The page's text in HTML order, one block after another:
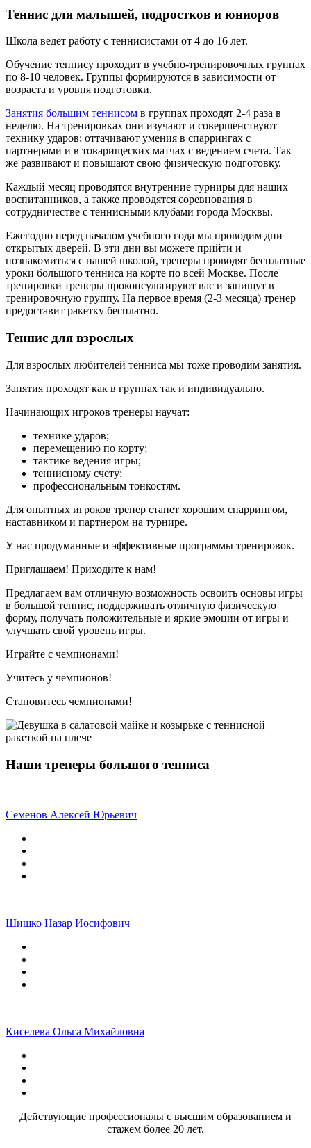
Теннис для малышей, подростков и юниоров
Школа ведет работу с теннисистами от 4 до 16 лет.
Обучение теннису проходит в учебно-тренировочных группах
по 8-10 человек. Группы формируются в зависимости от
возраста и уровня подготовки.
Занятия большим теннисом в группах проходят 2-4 раза в
неделю. На тренировках они изучают и совершенствуют
технику ударов; оттачивают умения в спаррингах с
партнерами и в товарищеских матчах с ведением счета. Так
же развивают и повышают свою физическую подготовку.
Каждый месяц проводятся внутренние турниры для наших
воспитанников, а также проводятся соревнования в
сотрудничестве с теннисными клубами города Москвы.
Ежегодно перед началом учебного года мы проводим дни
открытых дверей. В эти дни вы можете прийти и
познакомиться с нашей школой, тренеры проводят бесплатные
уроки большого тенниса на корте по всей Москве. После
тренировки тренеры проконсультируют вас и запишут в
тренировочную группу. На первое время (2-3 месяца) тренер
предоставит ракетку бесплатно.
Теннис для взрослых
Для взрослых любителей тенниса мы тоже проводим занятия.
Занятия проходят как в группах так и индивидуально.
Начинающих игроков тренеры научат:
технике ударов;
перемещению по корту;
тактике ведения игры;
теннисному счету;
профессиональным тонкостям.
Для опытных игроков тренер станет хорошим спаррингом,
наставником и партнером на турнире.
У нас продуманные и эффективные программы тренировок.
Приглашаем! Приходите к нам!
Предлагаем вам отличную возможность освоить основы игры
в большой теннис, поддерживать отличную физическую
форму, получать положительные и яркие эмоции от игры и
улучшать свой уровень игры.
Играйте с чемпионами!
Учитесь у чемпионов!
Становитесь чемпионами!
Наши тренеры большого тенниса
Семенов Алексей Юрьевич
Шишко Назар Иосифович
Киселева Ольга Михайловна
Действующие профессионалы с высшим образованием и
стажем более 20 лет.